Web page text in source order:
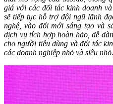
giá với các đối tác kinh doanh
sẽ tiếp tục hỗ trợ đội ngũ lãnh
nghệ, vào đổi mới sáng tạo và
dịch vụ tích hợp hoàn hảo, dễ
cho người tiêu dùng và đối tác
các doanh nghiệp nhỏ và siêu